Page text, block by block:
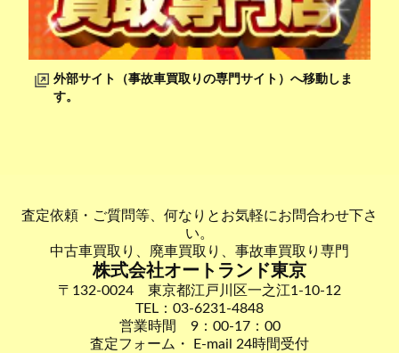
外部サイト（事故車買取りの専門サイト）へ移動しま
す。
査定依頼・ご質問等、何なりとお気軽にお問合わせ下さ
い。
中古車買取り、廃車買取り、事故車買取り専門
株式会社オートランド東京
〒132-0024 東京都江戸川区一之江1-10-12
TEL：03-6231-4848
営業時間 9：00-17：00
査定フォーム・ E-mail 24時間受付